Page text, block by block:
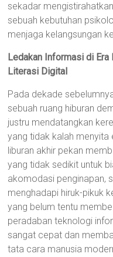
sekadar
sebuah kebutuhan
menjaga kelangsungan
Ledakan Informasi di Era
Literasi Digital
Pada dekade
sebuah ruang hiburan
justru mendatangkan
yang tidak kalah menyita
liburan akhir pekan
yang tidak sedikit untuk
akomodasi penginapan,
menghadapi hiruk-pikuk
yang belum tentu
peradaban teknologi
sangat cepat dan
tata cara manusia